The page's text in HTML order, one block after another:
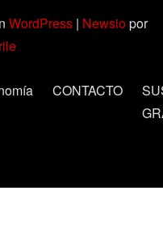
WordPress | Newsiopor
CONTACTO